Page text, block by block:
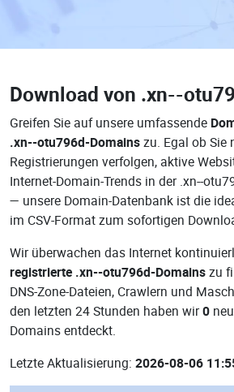
Download von .xn--
Greifen Sie auf unsere umfassende
.xn--otu796d-Domainszu. Egal ob Sie
Registrierungen verfolgen, aktive
Internet-Domain-Trends in der .xn--
— unsere Domain-Datenbank ist die
im CSV-Format zum sofortigen
Wir überwachen das Internet
registrierte .xn--otu796d-Domainszu
DNS-Zone-Dateien, Crawlern und
den letzten 24 Stunden haben wir0
Domains entdeckt.
Letzte Aktualisierung: 2026-08-06